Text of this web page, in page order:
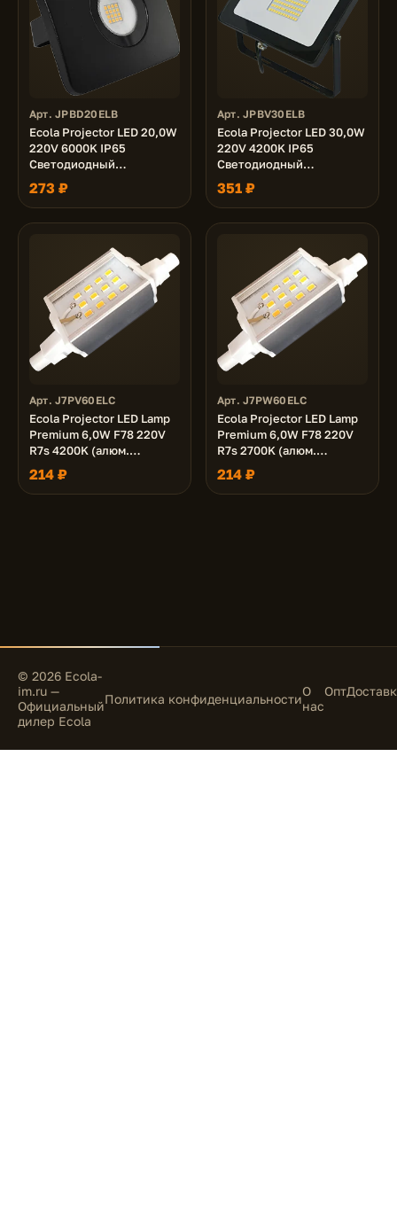
Арт. JPBD20ELB
Ecola Projector LED 20,0W
220V 6000K IP65
Светодиодный
Прожектор тонкий
Черный 125x95x30
273 ₽
Арт. JPBV30ELB
Ecola Projector LED 30,0W
220V 4200K IP65
Светодиодный
Прожектор тонкий
Черный 110x80x30
351 ₽
Арт. J7PV60ELC
Ecola Projector LED Lamp
Premium 6,0W F78 220V
R7s 4200K (алюм.
радиатор) 78x20x32
214 ₽
Арт. J7PW60ELC
Ecola Projector LED Lamp
Premium 6,0W F78 220V
R7s 2700K (алюм.
радиатор) 78x20x32
214 ₽
© 2026 Ecola-
im.ru —
Официальный
дилер Ecola
Политика конфиденциальностиО
нас
Опт